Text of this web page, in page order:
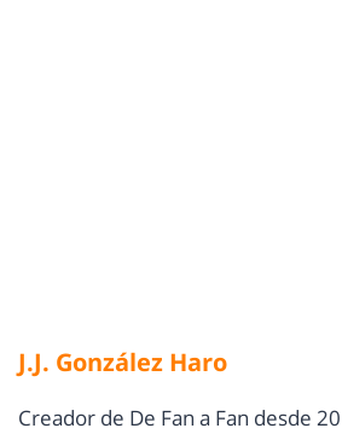
J.J. González Haro
Creador de De Fan a Fan desde